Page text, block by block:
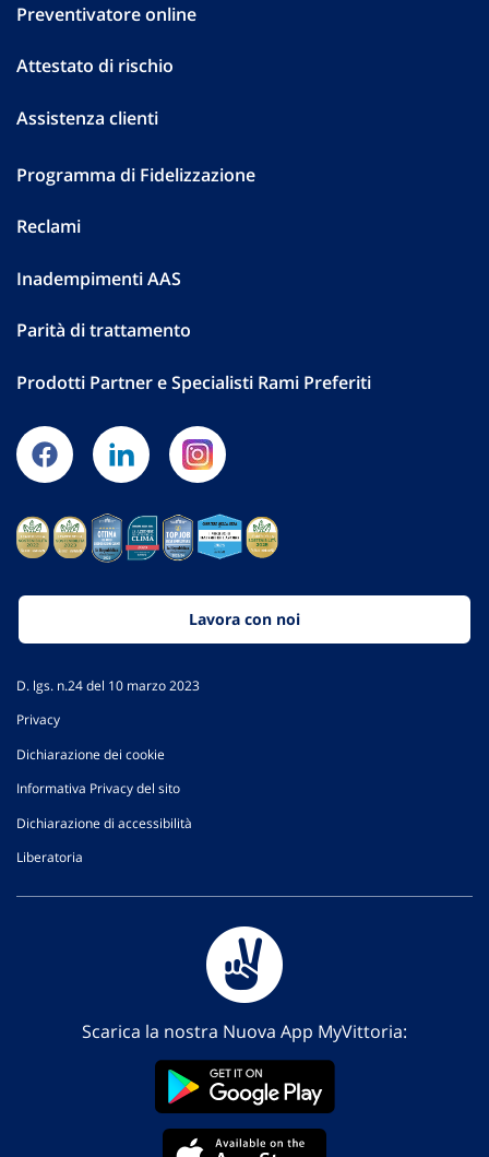
Preventivatore online
Attestato di rischio
Assistenza clienti
Programma di Fidelizzazione
Reclami
Inadempimenti AAS
Parità di trattamento
Prodotti Partner e Specialisti Rami Preferiti
Lavora con noi
D. lgs. n.24 del 10 marzo 2023
Privacy
Dichiarazione dei cookie
Informativa Privacy del sito
Dichiarazione di accessibilità
Liberatoria
Scarica la nostra Nuova App MyVittoria: